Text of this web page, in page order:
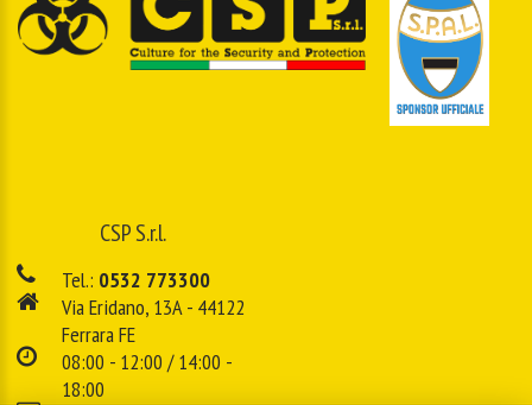
CSP S.r.l.
Tel.: 0532 773300
Via Eridano, 13A - 44122
Ferrara FE
08:00 - 12:00 / 14:00 -
18:00